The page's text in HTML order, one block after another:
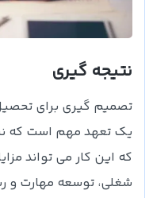
نتیجه گیری
تصمیم گیری برای
یک تعهد مهم است که
که این کار می تواند
شغلی، توسعه مهارت و